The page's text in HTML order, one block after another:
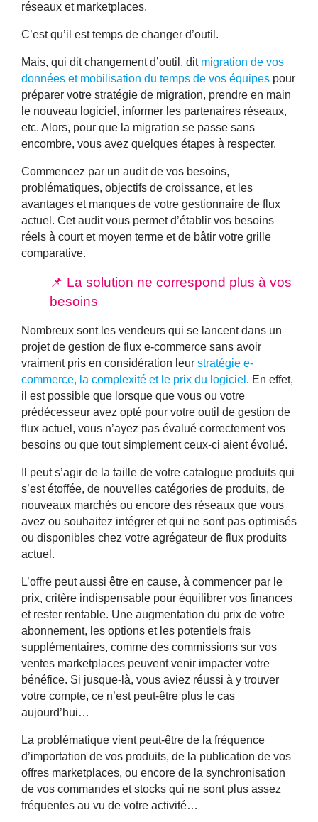
réseaux et marketplaces.
C’est qu’il est temps de changer d’outil.
Mais, qui dit changement d’outil, dit migration de vos
données et mobilisation du temps de vos équipes pour
préparer votre stratégie de migration, prendre en main
le nouveau logiciel, informer les partenaires réseaux,
etc. Alors, pour que la migration se passe sans
encombre, vous avez quelques étapes à respecter.
Commencez par un audit de vos besoins,
problématiques, objectifs de croissance, et les
avantages et manques de votre gestionnaire de flux
actuel. Cet audit vous permet d’établir vos besoins
réels à court et moyen terme et de bâtir votre grille
comparative.
📌 La solution ne correspond plus à vos
besoins
Nombreux sont les vendeurs qui se lancent dans un
projet de gestion de flux e-commerce sans avoir
vraiment pris en considération leur stratégie e-
commerce, la complexité et le prix du logiciel . En effet,
il est possible que lorsque que vous ou votre
prédécesseur avez opté pour votre outil de gestion de
flux actuel, vous n’ayez pas évalué correctement vos
besoins ou que tout simplement ceux-ci aient évolué.
Il peut s’agir de la taille de votre catalogue produits qui
s’est étoffée, de nouvelles catégories de produits, de
nouveaux marchés ou encore des réseaux que vous
avez ou souhaitez intégrer et qui ne sont pas optimisés
ou disponibles chez votre agrégateur de flux produits
actuel.
L’offre peut aussi être en cause, à commencer par le
prix, critère indispensable pour équilibrer vos finances
et rester rentable. Une augmentation du prix de votre
abonnement, les options et les potentiels frais
supplémentaires, comme des commissions sur vos
ventes marketplaces peuvent venir impacter votre
bénéfice. Si jusque-là, vous aviez réussi à y trouver
votre compte, ce n’est peut-être plus le cas
aujourd’hui…
La problématique vient peut-être de la fréquence
d’importation de vos produits, de la publication de vos
offres marketplaces, ou encore de la synchronisation
de vos commandes et stocks qui ne sont plus assez
fréquentes au vu de votre activité…